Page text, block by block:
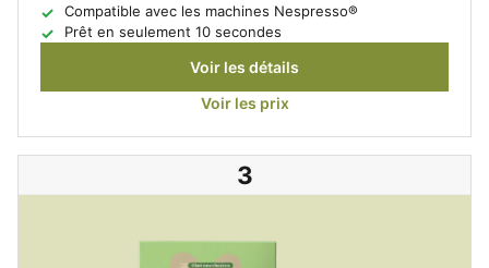
Compatible avec les machines Nespresso®
Prêt en seulement 10 secondes
Voir les détails
Voir les prix
3